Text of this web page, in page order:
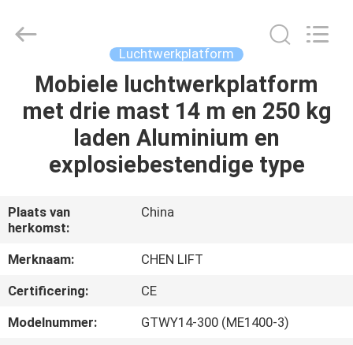
HUIS
PRODUCTEN
ONS
FABRIEKSTOCHT
KWALITEITSCONTROLE
LTD.
Luchtwerkplatform
Mobiele luchtwerkplatform
met drie mast 14 m en 250 kg
laden Aluminium en
explosiebestendige type
Plaats van
herkomst:
China
Merknaam:
CHEN LIFT
Certificering:
CE
Modelnummer:
GTWY14-300 (ME1400-3)